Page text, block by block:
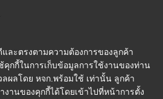
ละตรงตามความต้องการของลูกค้า
คุกกี้ในการเก็บข้อมูลการใช้งานของท่าน
ผลโดย หจก.พร้อมใช้ เท่านั้น ลูกค้า
งานของคุกกี้ได้โดยเข้าไปที่หน้าการตั้ง